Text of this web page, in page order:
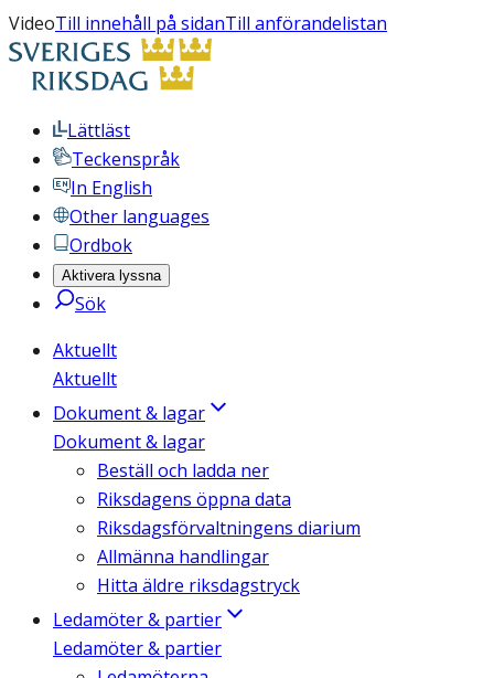
VideoTill innehåll på sidanTill anförandelistan
Lättläst
Teckenspråk
In English
Other languages
Ordbok
Aktivera lyssna
Sök
Aktuellt
Aktuellt
Dokument & lagar
Dokument & lagar
Beställ och ladda ner
Riksdagens öppna data
Riksdagsförvaltningens diarium
Allmänna handlingar
Hitta äldre riksdagstryck
Ledamöter & partier
Ledamöter & partier